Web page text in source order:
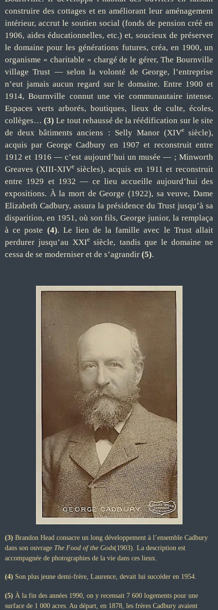
construire des cottages et en améliorant leur aménagement
intérieur, accrut le soutien social (fonds de pension créé en
1906, aides éducationnelles, etc.) et, soucieux de préserver
le domaine pour les générations futures, créa, en 1900, un
organisme « charitable » chargé de le gérer, The Bournville
village Trust — selon la volonté de George, l’entreprise
n’eut jamais aucun regard sur le domaine. Entre 1900 et
1914, Bournville connut une vie communautaire intense.
Espaces verts arborés, boutiques, lieux de culte, écoles,
collèges… (3) Le tout rehaussé de la réédification sur le site
de deux bâtiments anciens : Selly Manor (XIVe siècle),
acquis par George Cadbury en 1907 et reconstruit entre
1912 et 1916 — c’est aujourd’hui un musée — ; Minworth
Greaves (XIII-XIVe siècles), acquis en 1911 et reconstruit
entre 1929 et 1932 — ce lieu accueille aujourd’hui des
expositions. À la mort de George (1922), sa veuve, Dame
Elizabeth Cadbury, assura la présidence du Trust jusqu’à sa
disparition, en 1951, où son fils, George junior, la remplaça
à ce poste (4). Le lien de la famille avec le Trust allait
perdurer jusqu’au XXIe siècle, tandis que le domaine ne
cessa de se moderniser et de s’agrandir (5).
(3) Brandon Head consacre un long développement à l’ensemble Cadbury
dans son ouvrage The Food of the Gods(1903). La description est
accompagnée de photographies de la vie dans ces lieux.
(4) Son plus jeune demi-frère, Laurence, devait lui succéder en 1954.
(5) À la fin des années 1990, on y recensait 7 600 logements pour une
surface de 1 000 acres. Au départ, en 1878, les frères Cadbury avaient